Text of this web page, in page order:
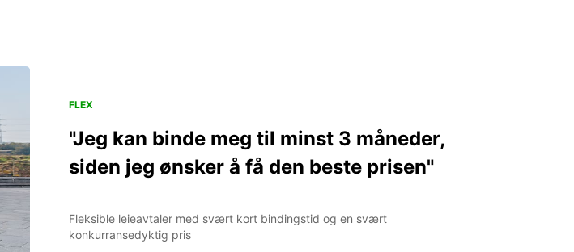
FLEX
"Jeg kan binde meg til minst 3 måneder,
siden jeg ønsker å få den beste prisen"
Fleksible leieavtaler med svært kort bindingstid og en svært
konkurransedyktig pris